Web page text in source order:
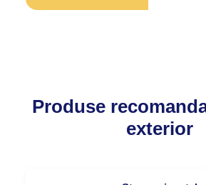
Produse
exterior